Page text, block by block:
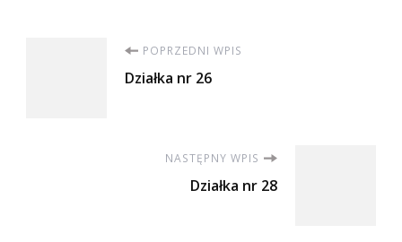
Nawigacja
POPRZEDNI WPIS
Działka nr 26
NASTĘPNY WPIS
Działka nr 28